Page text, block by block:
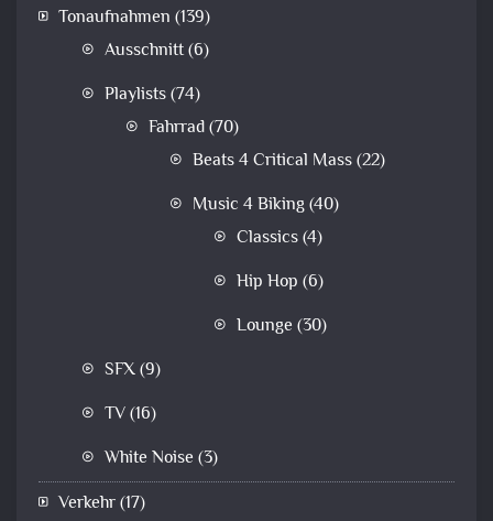
Tonaufnahmen (139)
Ausschnitt(6)
Playlists(74)
Fahrrad(70)
Beats 4 Critical Mass(22)
Music 4 Biking(40)
Classics(4)
Hip Hop (6)
Lounge (30)
SFX(9)
TV(16)
White Noise (3)
Verkehr(17)